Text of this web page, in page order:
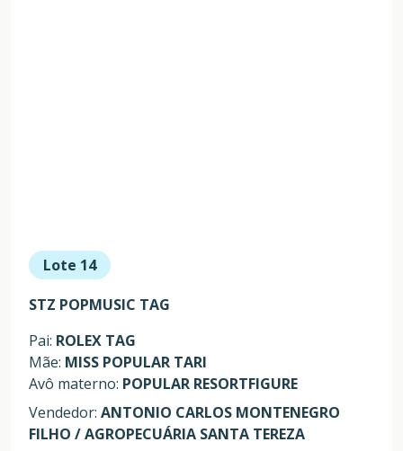
Lote 14
STZ POPMUSIC TAG
Pai: ROLEX TAG
Mãe: MISS POPULAR TARI
Avô materno: POPULAR RESORTFIGURE
Vendedor: ANTONIO CARLOS MONTENEGRO
FILHO / AGROPECUÁRIA SANTA TEREZA